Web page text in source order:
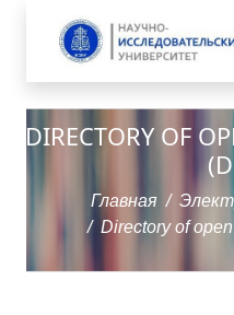
DIRECTORY OF
Главная
Directory of